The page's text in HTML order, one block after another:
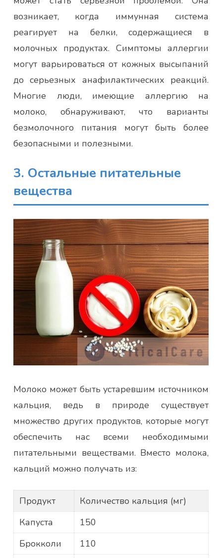
возникает, когда иммунная система
реагирует на белки, содержащиеся в
молочных продуктах. Симптомы аллергии
могут варьироваться от кожных высыпаний
до серьезных анафилактических реакций.
Многие люди, имеющие аллергию на
молоко, обнаруживают, что варианты
безмолочного питания могут быть более
безопасными и полезными.
3. Остальные питательные
вещества
Молоко может быть устаревшим источником
кальция, ведь в природе существует
множество других продуктов, которые могут
обеспечить нас всеми необходимыми
питательными веществами. Вместо молока,
кальций можно получать из:
Продукт
Количество кальция (мг)
Капуста
150
Брокколи
110